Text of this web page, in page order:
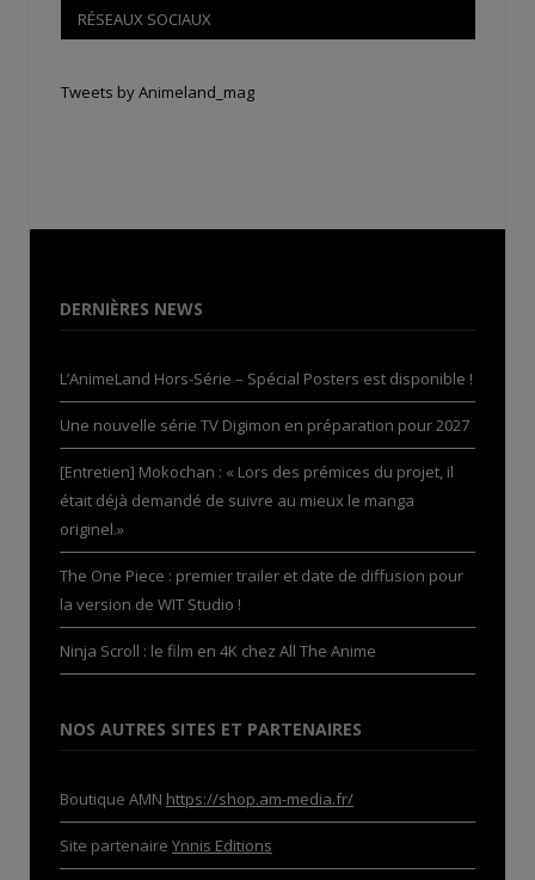
RÉSEAUX SOCIAUX
Tweets by Animeland_mag
DERNIÈRES NEWS
L’AnimeLand Hors-Série – Spécial Posters est disponible !
Une nouvelle série TV Digimon en préparation pour 2027
[Entretien] Mokochan : « Lors des prémices du projet, il
était déjà demandé de suivre au mieux le manga
originel.»
The One Piece : premier trailer et date de diffusion pour
la version de WIT Studio !
Ninja Scroll : le film en 4K chez All The Anime
NOS AUTRES SITES ET PARTENAIRES
Boutique AMN https://shop.am-media.fr/
Site partenaire Ynnis Editions